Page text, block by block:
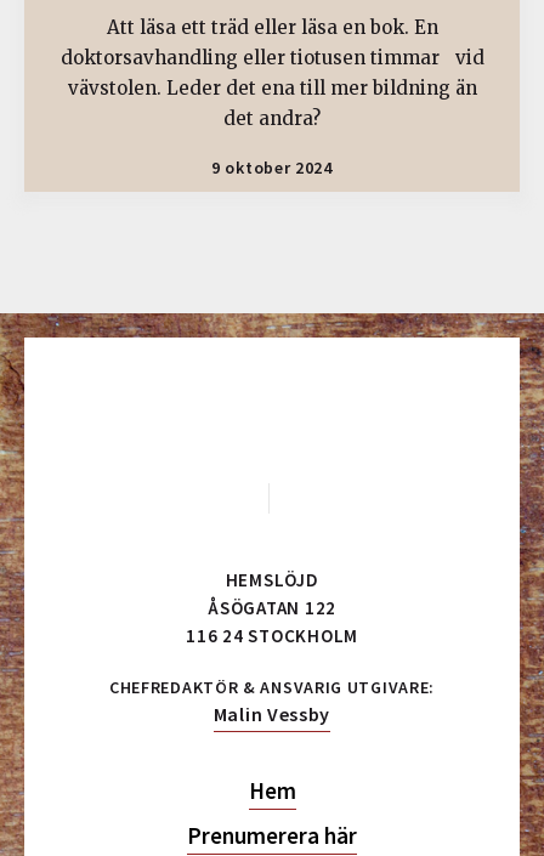
Att läsa ett träd eller läsa en bok. En
doktorsavhandling eller tiotusen timmar vid
vävstolen. Leder det ena till mer bildning än
det andra?
9 oktober 2024
HEMSLÖJD
ÅSÖGATAN 122
116 24 STOCKHOLM
CHEFREDAKTÖR & ANSVARIG UTGIVARE:
Malin Vessby
Hem
Prenumerera här